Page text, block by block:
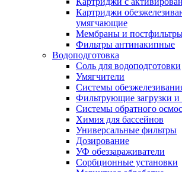
Картриджи
умягчающие
Мембраны и
Фильтры антинакипные
Водоподготовка
Соль для водоподготовки
Умягчители
Системы
Фильтрующие загрузки и
Системы обратного
Химия для бассейнов
Универсальные фильтры
Дозирование
УФ обеззараживатели
Сорбционные установки